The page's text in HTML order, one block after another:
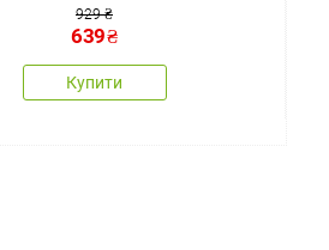
929 ₴
639₴
Купити